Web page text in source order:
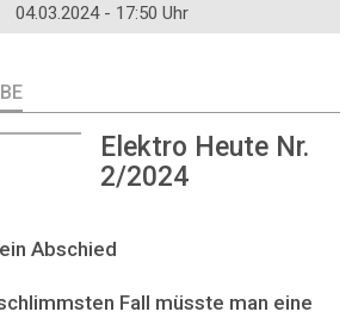
04.03.2024 - 17:50 Uhr
Elektro Heute Nr.
2/2024
Abschied
Fall müsste man eine